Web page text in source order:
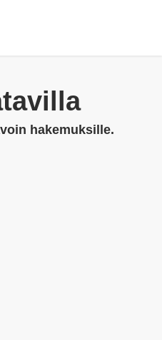
hakemuksille.